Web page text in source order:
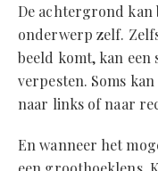
De achtergrond
onderwerp zelf.
beeld komt, kan
verpesten. Soms
naar links of naar
En wanneer het